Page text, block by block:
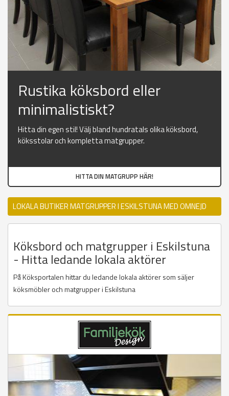
Rustika köksbord eller
minimalistiskt?
Hitta din egen stil! Välj bland hundratals olika köksbord,
köksstolar och kompletta matgrupper.
HITTA DIN MATGRUPP HÄR!
LOKALA BUTIKER MATGRUPPER I ESKILSTUNA MED OMNEJD
Köksbord och matgrupper i Eskilstuna
- Hitta ledande lokala aktörer
På Köksportalen hittar du ledande lokala aktörer som säljer
köksmöbler och matgrupper i Eskilstuna